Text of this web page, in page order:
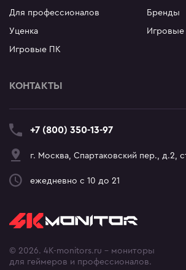
Для профессионалов
Бренды
Уценка
Игровые
Игровые ПК
КОНТАКТЫ
+7 (800) 350-13-97
г. Москва, Спартаковский пер., д.2,
ежедневно с 10 до 21
© 2026. 4K-monitors.ru - мониторы
для геймеров и профессионалов.